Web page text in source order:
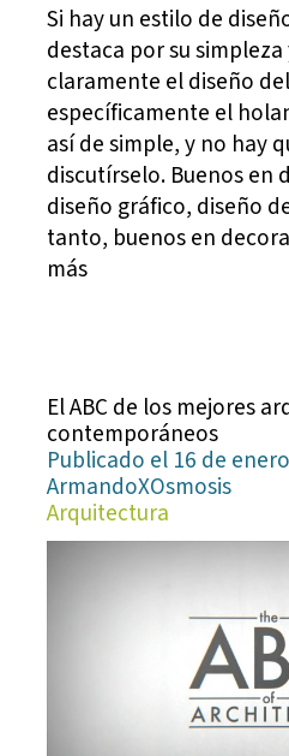
Si hay un estilo de
destaca por su
claramente el diseño
específicamente el
así de simple, y no hay
discutírselo. Buenos en
diseño gráfico, diseño
tanto, buenos en
más
El ABC de los mejores
contemporáneos
Publicado el 16 de
ArmandoXOsmosis
Arquitectura